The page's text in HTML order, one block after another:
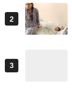
2
3